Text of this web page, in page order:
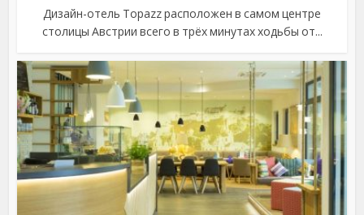
Дизайн-отель Topazz расположен в самом центре
столицы Австрии всего в трёх минутах ходьбы от...